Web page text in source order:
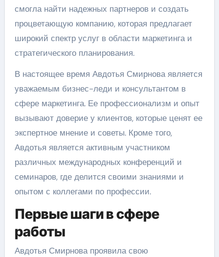
смогла найти надежных партнеров и создать
процветающую компанию, которая предлагает
широкий спектр услуг в области маркетинга и
стратегического планирования.
В настоящее время Авдотья Смирнова является
уважаемым бизнес-леди и консультантом в
сфере маркетинга. Ее профессионализм и опыт
вызывают доверие у клиентов, которые ценят ее
экспертное мнение и советы. Кроме того,
Авдотья является активным участником
различных международных конференций и
семинаров, где делится своими знаниями и
опытом с коллегами по профессии.
Первые шаги в сфере
работы
Авдотья Смирнова проявила свою